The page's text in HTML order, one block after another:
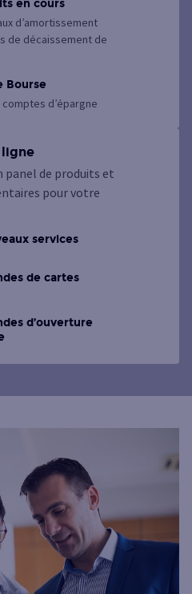
en cours
d’amortissement
de décaissement de
Bourse
d’épargne
ligne
panel de produits et
pour votre
services
de cartes
d’ouverture